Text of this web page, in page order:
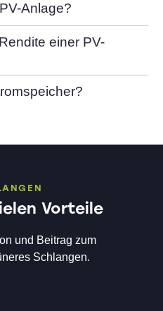
Anlage?
einer PV-
Vorteile
und Beitrag zum
Schlangen.